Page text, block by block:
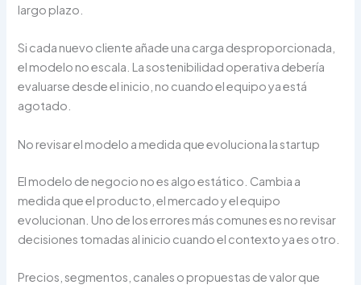
largo plazo.
Si cada nuevo cliente añade una carga desproporcionada,
el modelo no escala. La sostenibilidad operativa debería
evaluarse desde el inicio, no cuando el equipo ya está
agotado.
No revisar el modelo a medida que evoluciona la startup
El modelo de negocio no es algo estático. Cambia a
medida que el producto, el mercado y el equipo
evolucionan. Uno de los errores más comunes es no revisar
decisiones tomadas al inicio cuando el contexto ya es otro.
Precios, segmentos, canales o propuestas de valor que